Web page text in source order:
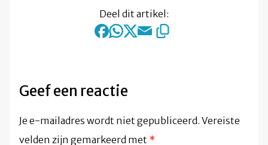
Deel dit artikel:
Geef een reactie
Je e-mailadres wordt niet gepubliceerd. Vereiste
velden zijn gemarkeerd met *